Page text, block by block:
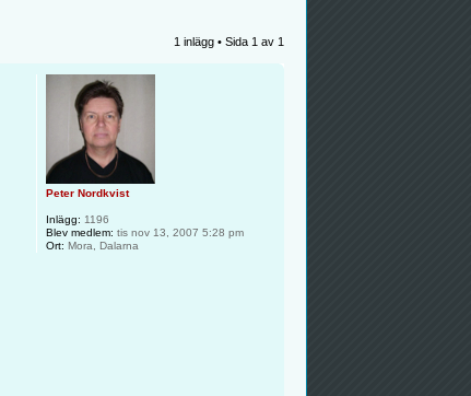
1 inlägg • Sida 1 av 1
Peter Nordkvist
Inlägg: 1196
Blev medlem: tis nov 13, 2007 5:28 pm
Ort: Mora, Dalarna